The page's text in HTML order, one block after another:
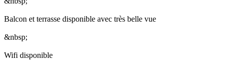
Balcon et terrasse disponible avec très belle vue
&nbsp;
Wifi disponible